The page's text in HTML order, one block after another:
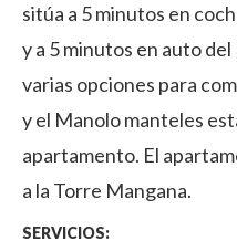
sitúa a 5 minutos en
y a 5 minutos en auto
varias opciones para
y el Manolo manteles
apartamento. El
a la Torre Mangana.
SERVICIOS: